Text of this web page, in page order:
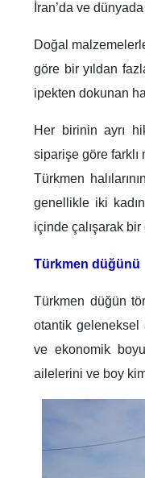
İran’da ve
Doğal
göre bir yıldan
ipekten dokunan
Her birinin ayrı
siparişe göre farklı
Türkmen
genellikle iki
içinde çalışarak
Türkmen düğünü
Türkmen düğün
otantik geleneksel
ve ekonomik
ailelerini ve boy